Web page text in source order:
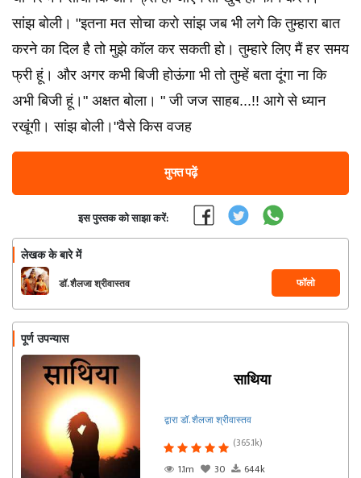
सांझ बोली। "इतना मत सोचा करो सांझ जब भी लगे कि तुम्हारा बात
करने का दिल है तो मुझे कॉल कर सकती हो। तुम्हारे लिए मैं हर समय
फ्री हूं। और अगर कभी बिजी होऊंगा भी तो तुम्हें बता दूंगा ना कि
अभी बिजी हूं।" अक्षत बोला। " जी जज साहब...!! आगे से ध्यान
रखूंगी। सांझ बोली।"वैसे किस वजह
मुफ्त पढ़ें
इस पुस्तक को साझा करें:
लेखक के बारे में
डॉ. शैलजा श्रीवास्तव फॉलो
पूर्ण उपन्यास
साथिया
द्वारा डॉ. शैलजा श्रीवास्तव
(365.1k)
1.1m
30 644k